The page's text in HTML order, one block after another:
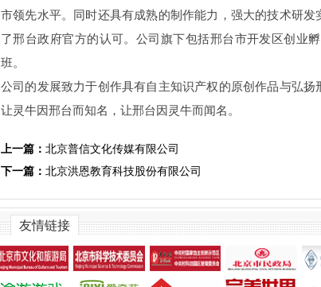
市领先水平。同时还具有成熟的制作能力，强大的技术研
了邢台政府官方的认可。公司旗下包括邢台市开发区创业
班。
公司的发展致力于创作具有自主知识产权的原创作品与弘
让灵牛因邢台而知名，让邢台因灵牛而闻名。
上一篇： 北京普信文化传媒有限公司
下一篇： 北京洪恩教育科技股份有限公司
友情链接